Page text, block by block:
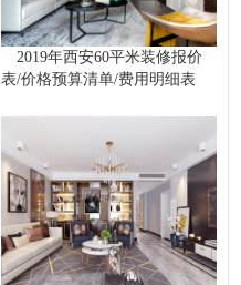
2019年西安60平米装修报价
表/价格预算清单/费用明细表